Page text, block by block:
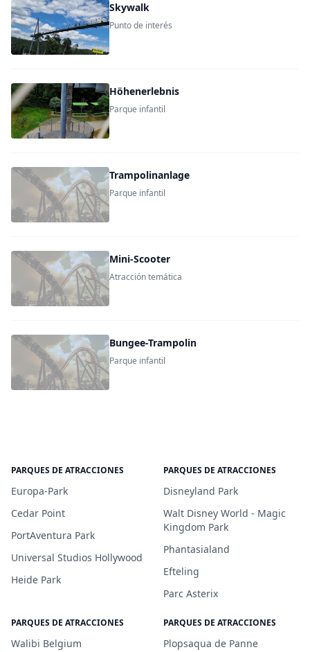
Skywalk
Punto de interés
Höhenerlebnis
Parque infantil
Trampolinanlage
Parque infantil
Mini-Scooter
Atracción temática
Bungee-Trampolin
Parque infantil
PARQUES DE ATRACCIONES
Europa-Park
Cedar Point
PortAventura Park
Universal Studios Hollywood
Heide Park
PARQUES DE ATRACCIONES
Disneyland Park
Walt Disney World - Magic
Kingdom Park
Phantasialand
Efteling
Parc Asterix
PARQUES DE ATRACCIONES
Walibi Belgium
PARQUES DE ATRACCIONES
Plopsaqua de Panne